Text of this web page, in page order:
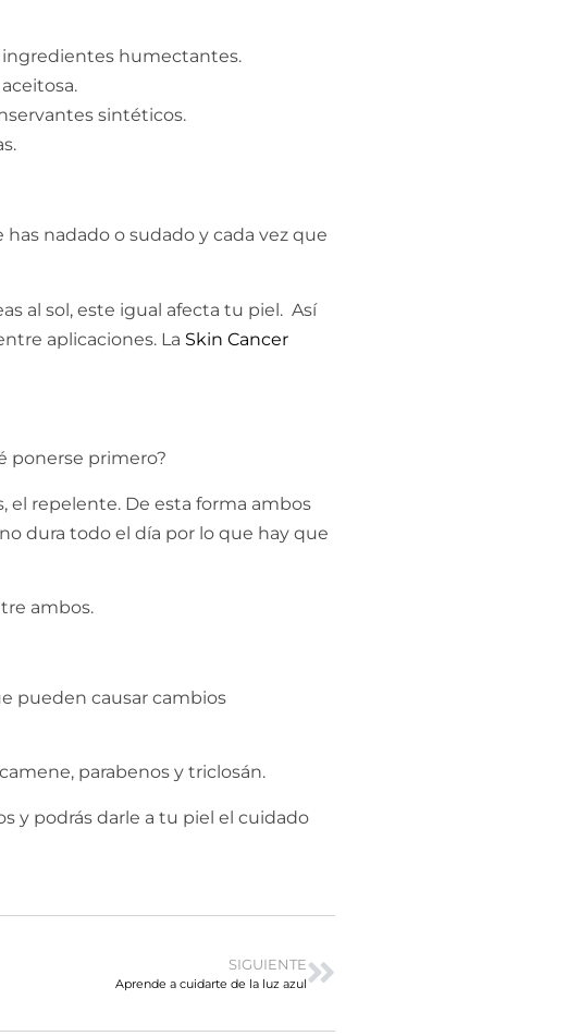
ingredientes humectantes.
sintéticos.
has nadado o sudado y cada vez que
al sol, este igual afecta tu piel. Así
aplicaciones. La Skin Cancer
ponerse primero?
repelente. De esta forma ambos
no dura todo el día por lo que hay que
ambos.
pueden causar cambios
parabenos y triclosán.
y podrás darle a tu piel el cuidado
SIGUIENTE
Aprende a cuidarte de la luz azul